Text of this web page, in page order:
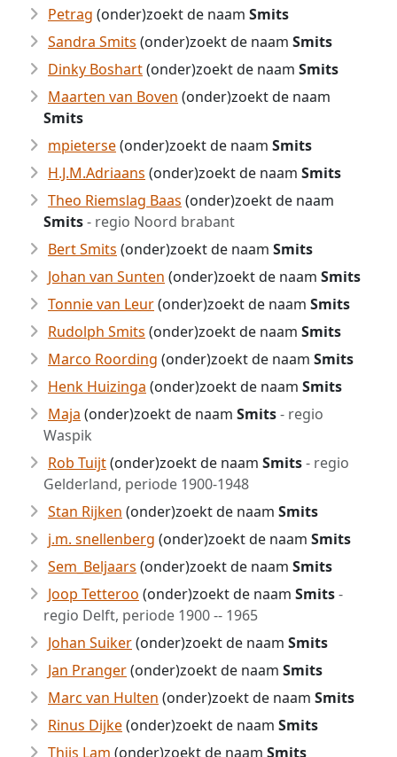
Petrag (onder)zoekt de naam Smits
Sandra Smits (onder)zoekt de naam Smits
Dinky Boshart(onder)zoekt de naam Smits
Maarten van Boven (onder)zoekt de naam
Smits
mpieterse(onder)zoekt de naam Smits
H.J.M.Adriaans (onder)zoekt de naam Smits
Theo Riemslag Baas (onder)zoekt de naam
Smits- regio Noord brabant
Bert Smits (onder)zoekt de naam Smits
Johan van Sunten (onder)zoekt de naam Smits
Tonnie van Leur(onder)zoekt de naam Smits
Rudolph Smits (onder)zoekt de naam Smits
Marco Roording (onder)zoekt de naam Smits
Henk Huizinga (onder)zoekt de naam Smits
Maja (onder)zoekt de naam Smits- regio
Waspik
Rob Tuijt(onder)zoekt de naam Smits- regio
Gelderland, periode 1900-1948
Stan Rijken (onder)zoekt de naam Smits
j.m. snellenberg (onder)zoekt de naam Smits
Sem_Beljaars (onder)zoekt de naam Smits
Joop Tetteroo (onder)zoekt de naam Smits-
regio Delft, periode 1900 -- 1965
Johan Suiker(onder)zoekt de naam Smits
Jan Pranger(onder)zoekt de naam Smits
Marc van Hulten (onder)zoekt de naam Smits
Rinus Dijke(onder)zoekt de naam Smits
Thijs Lam (onder)zoekt de naam Smits